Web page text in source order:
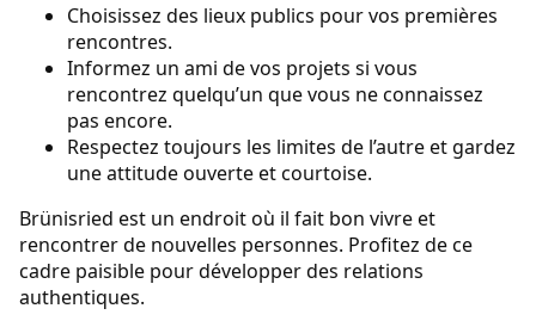
Choisissez des lieux publics pour vos premières
rencontres.
Informez un ami de vos projets si vous
rencontrez quelqu’un que vous ne connaissez
pas encore.
Respectez toujours les limites de l’autre et gardez
une attitude ouverte et courtoise.
Brünisried est un endroit où il fait bon vivre et
rencontrer de nouvelles personnes. Profitez de ce
cadre paisible pour développer des relations
authentiques.